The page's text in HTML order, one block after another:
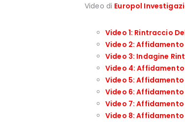
Video di Europol
Video 1: Rintraccio
Video 2:
Video 3: Indagine
Video 4:
Video 5:
Video 6:
Video 7:
Video 8: